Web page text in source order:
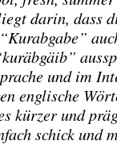
darin, dass
und im
englische
kürzer und
schick und